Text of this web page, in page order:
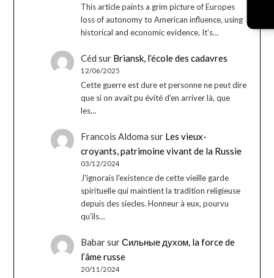
This article paints a grim picture of Europes
loss of autonomy to American influence, using
historical and economic evidence. It’s…
Céd sur Briansk, l’école des cadavres
12/06/2025
Cette guerre est dure et personne ne peut dire
que si on avait pu évité d'en arriver là, que
les…
Francois Aldoma sur Les vieux-
croyants, patrimoine vivant de la Russie
03/12/2024
J'ignorais l'existence de cette vieille garde
spirituelle qui maintient la tradition religieuse
depuis des siecles. Honneur à eux, pourvu
qu'ils…
BabarsurСильные духом, la force de
l’âme russe
20/11/2024